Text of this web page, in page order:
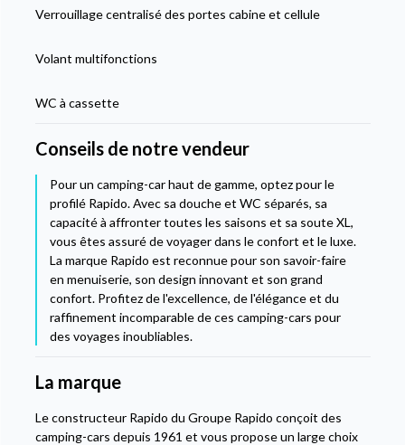
Verrouillage centralisé des portes cabine et cellule
Volant multifonctions
WC à cassette
Conseils de notre vendeur
Pour un camping-car haut de gamme, optez pour le
profilé Rapido. Avec sa douche et WC séparés, sa
capacité à affronter toutes les saisons et sa soute XL,
vous êtes assuré de voyager dans le confort et le luxe.
La marque Rapido est reconnue pour son savoir-faire
en menuiserie, son design innovant et son grand
confort. Profitez de l'excellence, de l'élégance et du
raffinement incomparable de ces camping-cars pour
des voyages inoubliables.
La marque
Le constructeur Rapido du Groupe Rapido conçoit des
camping-cars depuis 1961 et vous propose un large choix